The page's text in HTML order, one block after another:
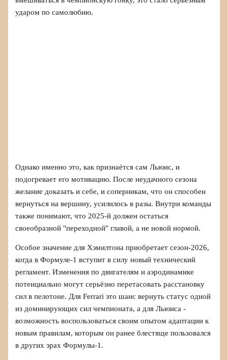
ударом по самолюбию.
Однако именно это, как признаётся сам Льюис, и
подогревает его мотивацию. После неудачного сезона
желание доказать и себе, и соперникам, что он способен
вернуться на вершину, усилилось в разы. Внутри команды
также понимают, что 2025-й должен остаться
своеобразной "переходной" главой, а не новой нормой.
Особое значение для Хэмилтона приобретает сезон-2026,
когда в Формуле-1 вступит в силу новый технический
регламент. Изменения по двигателям и аэродинамике
потенциально могут серьёзно перетасовать расстановку
сил в пелотоне. Для Ferrari это шанс вернуть статус одной
из доминирующих сил чемпионата, а для Льюиса -
возможность воспользоваться своим опытом адаптации к
новым правилам, которым он ранее блестяще пользовался
в других эрах Формулы-1.